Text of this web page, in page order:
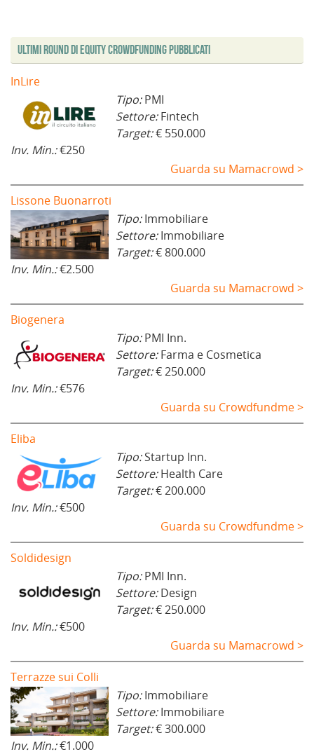
i
n
e
s
r
)
a
)
)
Ultimi Round di Equity Crowdfunding Pubblicati
InLire
Tipo:PMI
Settore:Fintech
Target:€ 550.000
Inv. Min.:€250
Guarda su Mamacrowd >
Lissone Buonarroti
Tipo:Immobiliare
Settore:Immobiliare
Target:€ 800.000
Inv. Min.:€2.500
Guarda su Mamacrowd >
Biogenera
Tipo:PMI Inn.
Settore:Farma e Cosmetica
Target:€ 250.000
Inv. Min.:€576
Guarda su Crowdfundme >
Eliba
Tipo:Startup Inn.
Settore:Health Care
Target:€ 200.000
Inv. Min.:€500
Guarda su Crowdfundme >
Soldidesign
Tipo:PMI Inn.
Settore:Design
Target:€ 250.000
Inv. Min.:€500
Guarda su Mamacrowd >
Terrazze sui Colli
Tipo:Immobiliare
Settore:Immobiliare
Target:€ 300.000
Inv. Min.:€1.000